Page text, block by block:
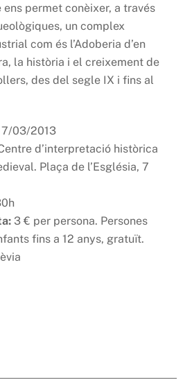
permet conèixer, a través
un complex
com és l’Adoberia d’en
la història i el creixement de
des del segle IX i fins al
03/2013
d’interpretació històrica
Plaça de l’Església, 7
3 € per persona. Persones
fins a 12 anys, gratuït.